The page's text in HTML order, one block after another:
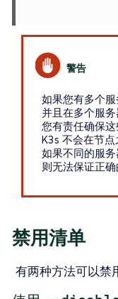
如果您有多个服
并且在多个服
您有责任确保这
K3s 不会在节点
如果不同的服
则无法保证正确
禁用清单
有两种方法可以禁